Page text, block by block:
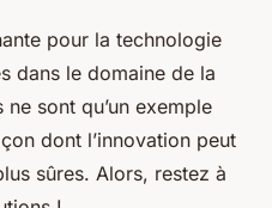
pour la technologie
dans le domaine de la
sont qu’un exemple
dont l’innovation peut
sûres. Alors, restez à